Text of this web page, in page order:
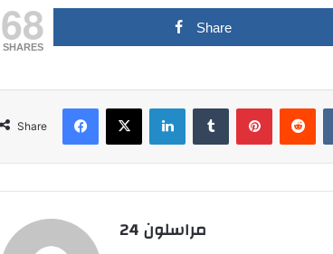
68
SHARES
Share
Share
مراسلون 24